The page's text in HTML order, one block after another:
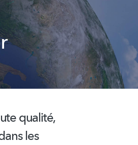
qualité,
les